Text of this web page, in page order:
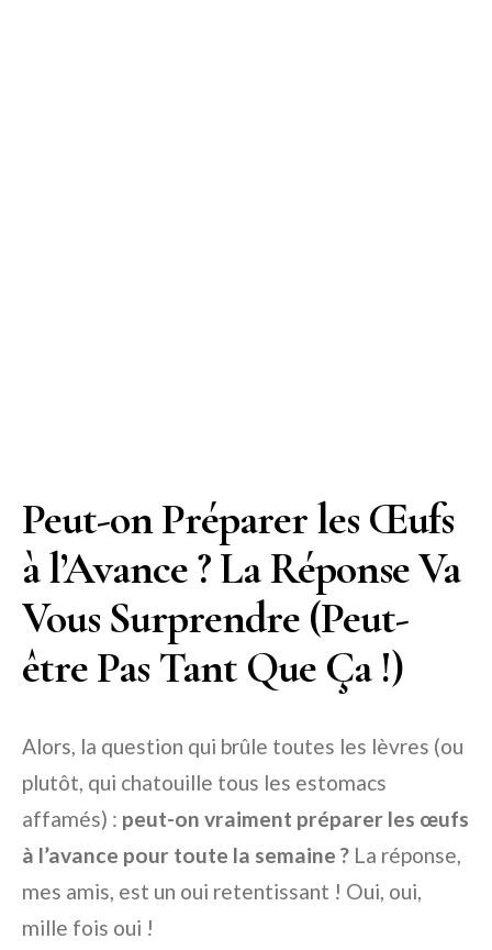
Peut-on Préparer les Œufs
à l’Avance ? La Réponse Va
Vous Surprendre (Peut-
être Pas Tant Que Ça !)
Alors, la question qui brûle toutes les lèvres (ou
plutôt, qui chatouille tous les estomacs
affamés) : peut-on vraiment préparer les œufs
à l’avance pour toute la semaine ? La réponse,
mes amis, est un oui retentissant ! Oui, oui,
mille fois oui !